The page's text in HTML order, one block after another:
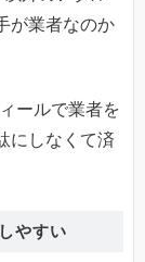
が業者なのか
ールで業者を
にしなくて済
やすい